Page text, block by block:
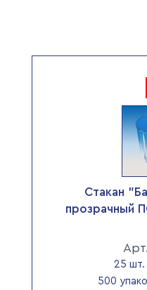
Стакан
прозрачный
25 шт.
500